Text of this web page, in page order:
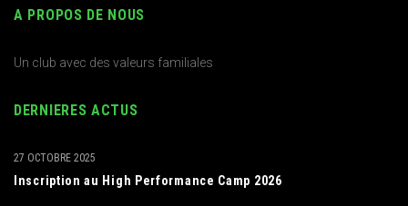
A PROPOS DE NOUS
Un club avec des valeurs familiales
DERNIERES ACTUS
Inscription au High Performance Camp 2026
27 OCTOBRE 2025